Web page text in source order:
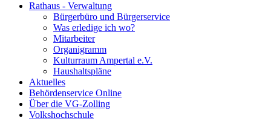
Rathaus - Verwaltung
Bürgerbüro und Bürgerservice
Was erledige ich wo?
Mitarbeiter
Organigramm
Kulturraum Ampertal e.V.
Haushaltspläne
Aktuelles
Behördenservice Online
Über die VG-Zolling
Volkshochschule